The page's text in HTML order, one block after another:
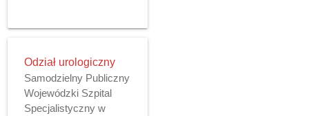
Odział urologiczny
Samodzielny Publiczny
Wojewódzki Szpital
Specjalistyczny w